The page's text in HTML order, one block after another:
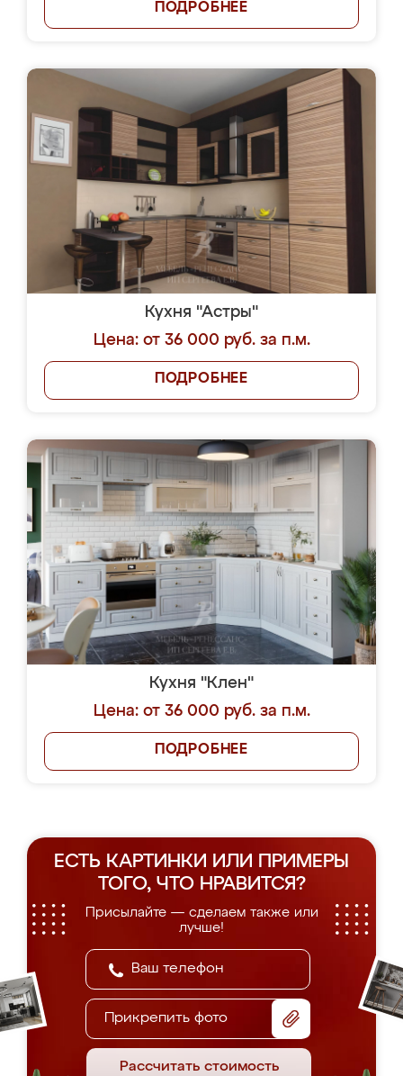
ПОДРОБНЕЕ
Кухня "Астры"
Цена: от 36 000 руб. за п.м.
ПОДРОБНЕЕ
Кухня "Клен"
Цена: от 36 000 руб. за п.м.
ПОДРОБНЕЕ
ЕСТЬ КАРТИНКИ ИЛИ ПРИМЕРЫ
ТОГО, ЧТО НРАВИТСЯ?
Присылайте — сделаем также или
лучше!
Прикрепить фото
Рассчитать стоимость